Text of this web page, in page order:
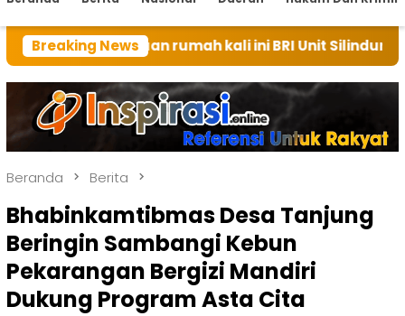
Breaking News
tuan rumah kali ini BRI Unit Silindung Tarutung
Beranda Berita
Bhabinkamtibmas Desa Tanjung
Beringin Sambangi Kebun
Pekarangan Bergizi Mandiri
Dukung Program Asta Cita